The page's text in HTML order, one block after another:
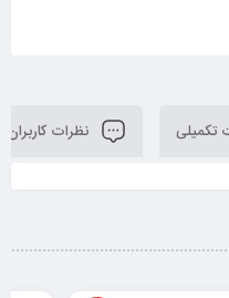
تکمیلی نظرات کاربران